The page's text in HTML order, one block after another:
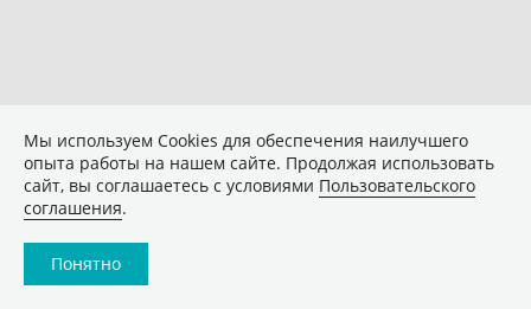
Мы используем Сookies для обеспечения наилучшего
опыта работы на нашем сайте. Продолжая использовать
сайт, вы соглашаетесь с условиями Пользовательского
соглашения.
Понятно